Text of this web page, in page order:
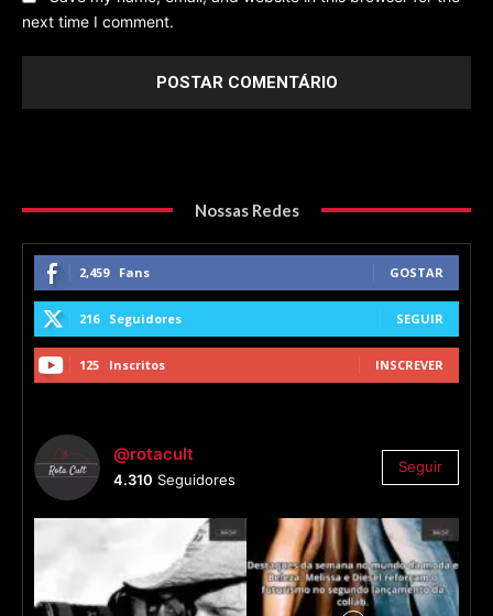
next time I comment.
Nossas Redes
2,459 Fans GOSTAR
216 Seguidores SEGUIR
125 Inscritos INSCREVER
@rotacult
4.310 Seguidores
Seguir